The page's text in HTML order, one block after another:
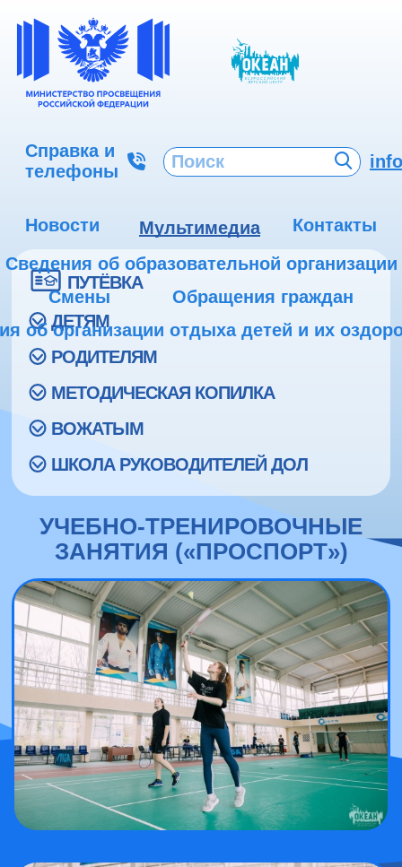
Справка и
телефоны
Новости Мультимедиа
Контакты
Сведения об образовательной организации
Смены
Обращения граждан
об организации отдыха детей и их
ПУТЁВКА
ДЕТЯМ
РОДИТЕЛЯМ
МЕТОДИЧЕСКАЯ КОПИЛКА
ВОЖАТЫМ
ШКОЛА РУКОВОДИТЕЛЕЙ ДОЛ
УЧЕБНО-ТРЕНИРОВОЧНЫЕ
ЗАНЯТИЯ («ПРОСПОРТ»)